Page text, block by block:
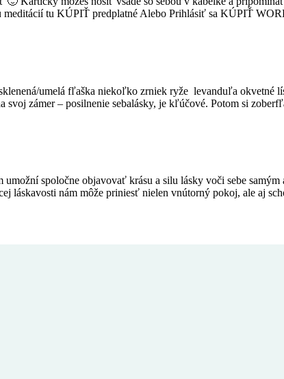
tu KÚPIŤ predplatné Alebo Prihlásiť sa KÚPIŤ
umelá fľaška niekoľko zrniek ryže levanduľa okvetné
zámer – posilnenie sebalásky, je kľúčové. Potom si
spoločne objavovať krásu a silu lásky voči sebe
láskavosti nám môže priniesť nielen vnútorný pokoj, ale aj